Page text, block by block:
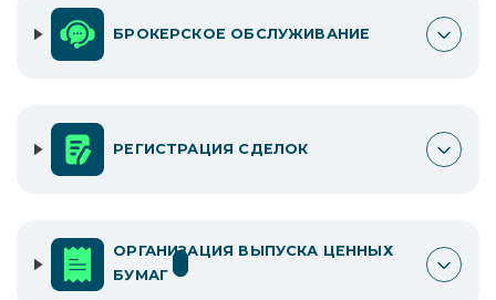
БРОКЕРСКОЕ ОБСЛУЖИВАНИЕ
РЕГИСТРАЦИЯ СДЕЛОК
ОРГАНИЗАЦИЯ ВЫПУСКА ЦЕННЫХ
БУМАГ